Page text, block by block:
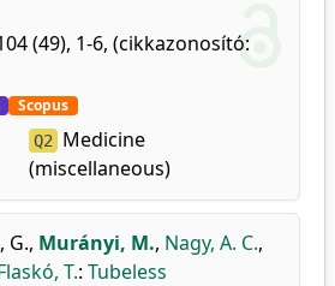
(49), 1-6, (cikkazonosító:
Scopus
Q2 Medicine
(miscellaneous)
G., Murányi, M., Nagy, A. C.,
T.: Tubeless